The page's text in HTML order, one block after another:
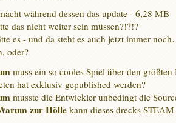
während dessen das update - 6,28 MB
das nicht weiter sein müssen?!?!?
es - und da steht es auch jetzt immer
oder?
muss ein so cooles Spiel über den
hat exklusiv gepublished werden?
musste die Entwickler unbedingt die
zur Hölle kann dieses drecks